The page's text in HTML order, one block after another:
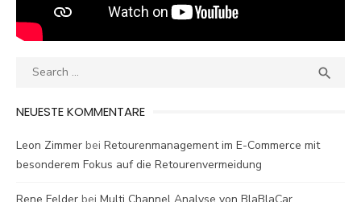
Search

NEUESTE KOMMENTARE
Leon Zimmer bei Retourenmanagement im E-Commerce mit
besonderem Fokus auf die Retourenvermeidung
Rene Felder bei Multi Channel Analyse von BlaBlaCar